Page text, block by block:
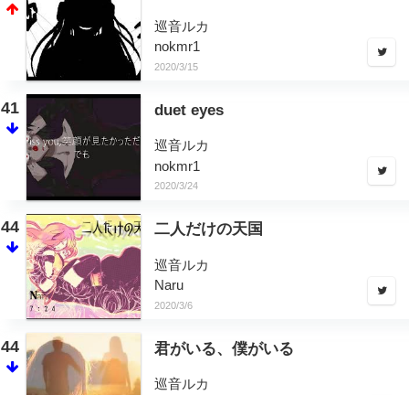
巡音ルカ
nokmr1
2020/3/15
41 duet eyes
巡音ルカ
nokmr1
2020/3/24
44 二人だけの天国
巡音ルカ
Naru
2020/3/6
44 君がいる、僕がいる
巡音ルカ